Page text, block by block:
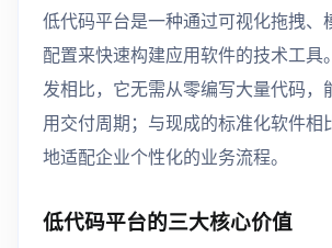
低代码平台是一种通过可视化拖拽、
配置来快速构建应用软件的技术工具
发相比，它无需从零编写大量代码，
用交付周期；与现成的标准化软件相
地适配企业个性化的业务流程。
低代码平台的三大核心价值